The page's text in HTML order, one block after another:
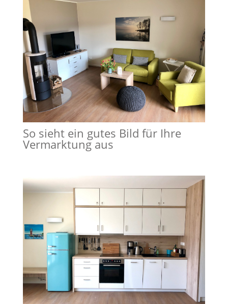
So sieht ein gutes Bild für Ihre
Vermarktung aus